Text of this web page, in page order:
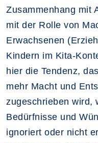
Zusammenhang mit
mit der Rolle von
Erwachsenen
Kindern im Kita-
hier die Tendenz,
mehr Macht und
zugeschrieben wird,
Bedürfnisse und
ignoriert oder nicht